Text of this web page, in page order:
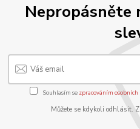
Nepropásněte
Souhlasím se zpracováním osobních
Můžete se kdykoli odhlásit.